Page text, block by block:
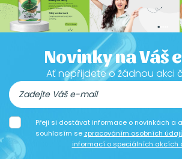
Novinky na Váš
Ať nepřijdete o žádnou akci
Přeji si dostávat informace o novinkách a
souhlasím se zpracováním osobních
informací o speciálních akcích